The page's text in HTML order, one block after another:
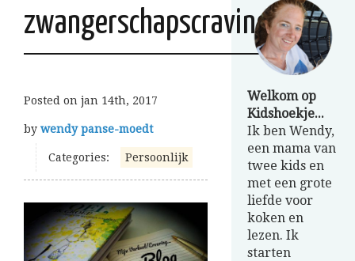
zwangerschapscravings
Posted on jan 14th, 2017
by wendy panse-moedt
Categories: Persoonlijk
Welkom op
Kidshoekje...
Ik ben Wendy,
een mama van
twee kids en
met een grote
liefde voor
koken en
lezen. Ik
starten